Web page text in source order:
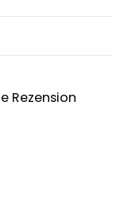
Rezension